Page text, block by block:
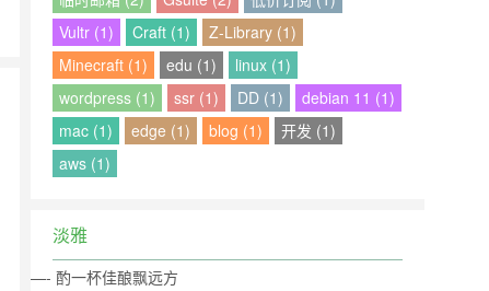
Vultr (1)
Craft (1)
Z-Library (1)
Minecraft (1)
edu (1)
linux (1)
wordpress (1)
ssr (1) DD (1)
debian 11 (1)
mac (1)
edge (1) blog (1)
开发 (1)
aws (1)
淡雅
—- 酌一杯佳酿飘远方